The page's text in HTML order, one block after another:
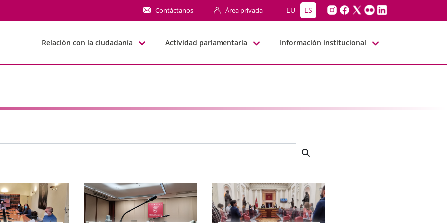
Contáctanos Área privada EU ES
Relación con la ciudadanía Actividad parlamentaria Información institucional
búsqueda